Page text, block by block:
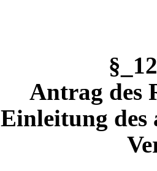
Antrag des
Einleitung des